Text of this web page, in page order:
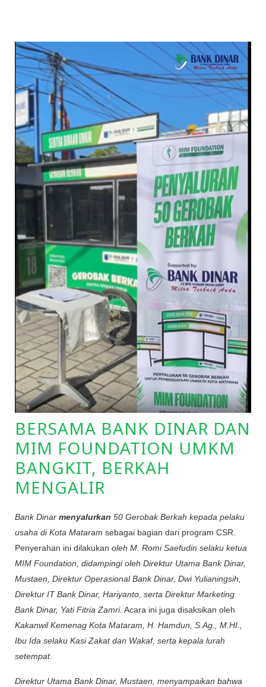
BERSAMA BANK DINAR DAN
MIM FOUNDATION UMKM
BANGKIT, BERKAH
MENGALIR
Bank Dinar menyalurkan 50 Gerobak Berkah kepada pelaku
usaha di Kota Mataram sebagai bagian dari program CSR.
Penyerahan ini dilakukan oleh M. Romi Saefudin selaku ketua
MIM Foundation, didampingi oleh Direktur Utama Bank Dinar,
Mustaen, Direktur Operasional Bank Dinar, Dwi Yulianingsih,
Direktur IT Bank Dinar, Hariyanto, serta Direktur Marketing
Bank Dinar, Yati Fitria Zamri. Acara ini juga disaksikan oleh
Kakanwil Kemenag Kota Mataram, H. Hamdun, S.Ag., M.HI.,
Ibu Ida selaku Kasi Zakat dan Wakaf, serta kepala lurah
setempat.
Direktur Utama Bank Dinar, Mustaen, menyampaikan bahwa